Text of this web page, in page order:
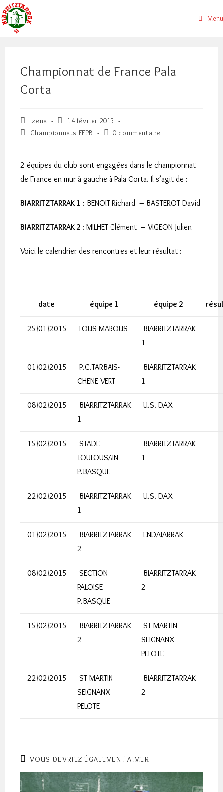
Skip
to
content
Menu
Championnat de France Pala
Corta
Auteur/autrice
de
izena
Publication
publiée :
14 février 2015
PostChampionnats FFPB
Commentaires
publication :
0 commentaire
2 équipes du club sont engagées dans le championnat
de France en mur à gauche à Pala Corta. Il s’agit de :
BIARRITZTARRAK 1 : BENOIT Richard – BASTEROT David
BIARRITZTARRAK 2 : MILHET Clément – VIGEON Julien
Voici le calendrier des rencontres et leur résultat :
date équipe 1 équipe 2
25/01/2015 LOUS MAROUS
BIARRITZTARRAK
1
01/02/2015
P.C.TARBAIS-
CHENE VERT
BIARRITZTARRAK
1
08/02/2015
BIARRITZTARRAK
1
U.S. DAX
15/02/2015
STADE
TOULOUSAIN
P.BASQUE
BIARRITZTARRAK
1
22/02/2015
BIARRITZTARRAK
1
U.S. DAX
01/02/2015
BIARRITZTARRAK
2
ENDAIARRAK
08/02/2015
SECTION
PALOISE
P.BASQUE
BIARRITZTARRAK
2
15/02/2015
BIARRITZTARRAK
2
ST MARTIN
SEIGNANX
PELOTE
22/02/2015
ST MARTIN
SEIGNANX
PELOTE
BIARRITZTARRAK
2
VOUS DEVRIEZ ÉGALEMENT AIMER